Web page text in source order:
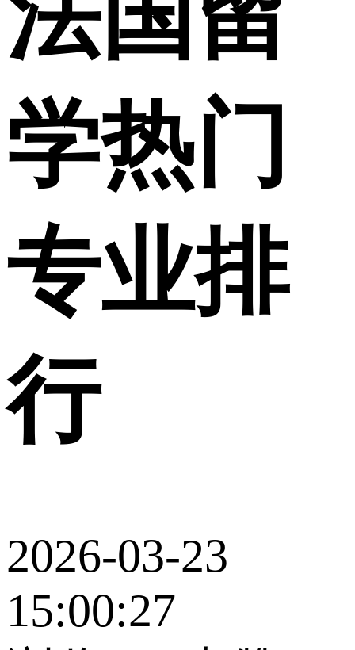
学热门
专业排
行
2026-03-23
15:00:27